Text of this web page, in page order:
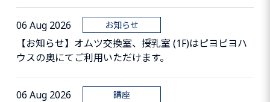
06 Aug 2026 お知らせ
【お知らせ】オムツ交換室、授乳室 (1F)はピヨピヨハ
ウスの奥にてご利用いただけます。
06 Aug 2026 講座